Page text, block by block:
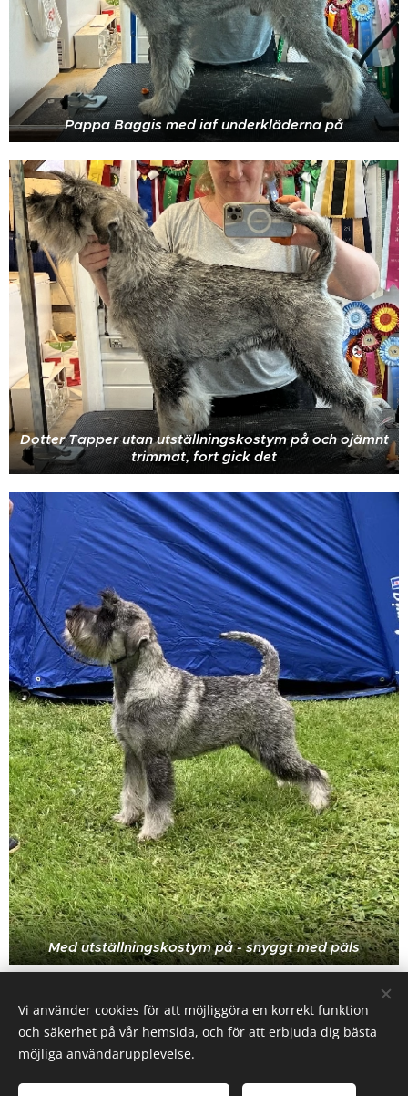
Pappa Baggis med iaf underkläderna på
Dotter Tapper utan utställningskostym på och ojämnt
trimmat, fort gick det
Med utställningskostym på - snyggt med päls
Share
Vi använder cookies för att möjliggöra en korrekt funktion
och säkerhet på vår hemsida, och för att erbjuda dig bästa
möjliga användarupplevelse.